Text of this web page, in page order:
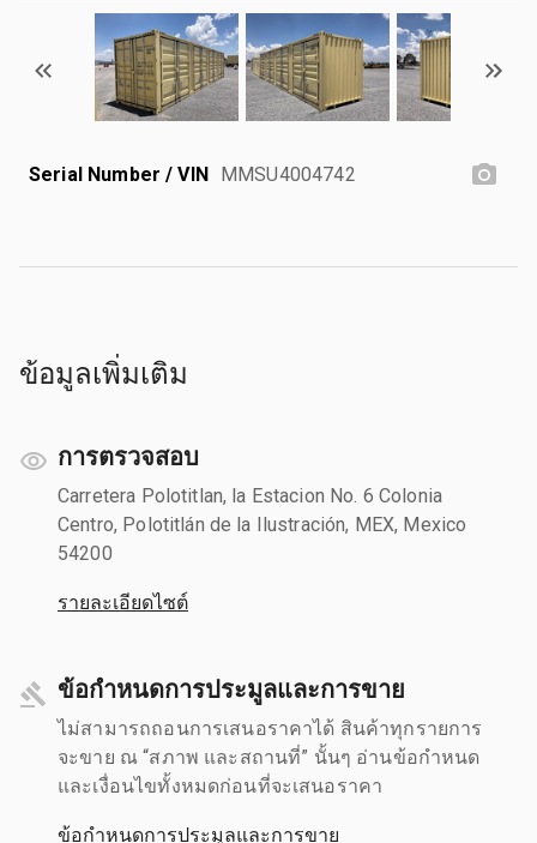
Serial Number / VIN MMSU4004742
ข้อมูลเพิ่มเติม
การตรวจสอบ
Carretera Polotitlan, la Estacion No. 6 Colonia
Centro, Polotitlán de la Ilustración, MEX, Mexico
54200
รายละเอียดไซต์
ข้อกำหนดการประมูลและการขาย
ไม่สามารถถอนการเสนอราคาได้ สินค้าทุกรายการ
จะขาย ณ “สภาพ และสถานที่” นั้นๆ อ่านข้อกำหนด
และเงื่อนไขทั้งหมดก่อนที่จะเสนอราคา
ข้อกำหนดการประมูลและการขาย